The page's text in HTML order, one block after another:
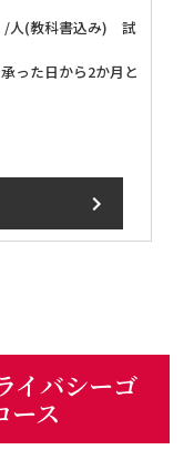
/人(教科書込み) 試
った日から2か月と
イバシーゴ
ス